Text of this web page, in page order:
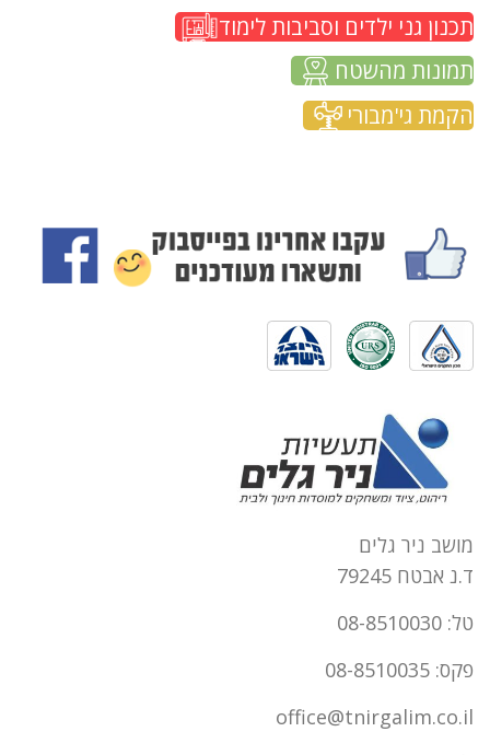
תכנון גני ילדים וסביבות לימוד
תמונות מהשטח
הקמת גי'מבורי
מושב ניר גלים
ד.נ אבטח 79245
טל: 08-8510030
פקס: 08-8510035
office@tnirgalim.co.il